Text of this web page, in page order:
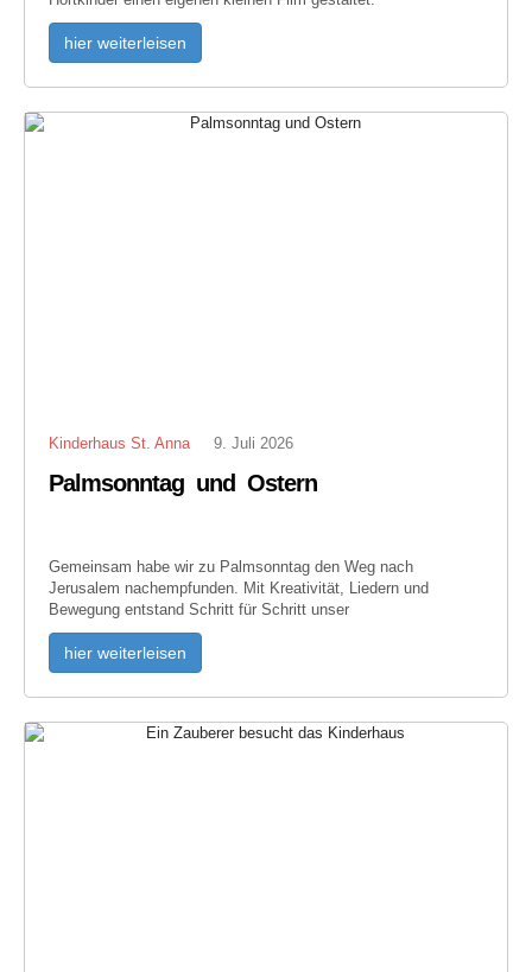
hier weiterleisen
Kinderhaus St. Anna 9. Juli 2026
Palmsonntag und Ostern
Gemeinsam habe wir zu Palmsonntag den Weg nach
Jerusalem nachempfunden. Mit Kreativität, Liedern und
Bewegung entstand Schritt für Schritt unser
hier weiterleisen